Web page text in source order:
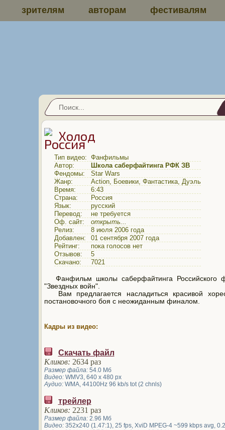
зрителям авторам фестивалям
Холод
Тип видео: Фанфильмы
Автор:
Школа саберфайтинга РФК ЗВ
Фендомы:
Star Wars
Жанр:
Action, Боевики, Фантастика, Дуэль
Время:
6:43
Страна:
Россия
Язык:
русский
Перевод:
не требуется
Оф. сайт:
открыть...
Релиз:
8 июля 2006 года
Добавлен:
01 сентября 2007 года
Рейтинг:
пока голосов нет
Отзывов:
5
Скачано:
7021
Фанфильм школы саберфайтинга Российского
"Звездных войн".
Вам предлагается насладиться красивой
постановочного боя с неожиданным финалом.
Кадры из видео:
Скачать файл
Кликов: 2634 раз
Размер файла:54.0 Мб
Видео:WMV3, 640 x 480 px
Аудио:WMA, 44100Hz 96 kb/s tot (2 chnls)
трейлер
Кликов: 2231 раз
Размер файла:2.96 Мб
Видео:352x240 (1.47:1), 25 fps, XviD MPEG-4 ~599 kbps avg,